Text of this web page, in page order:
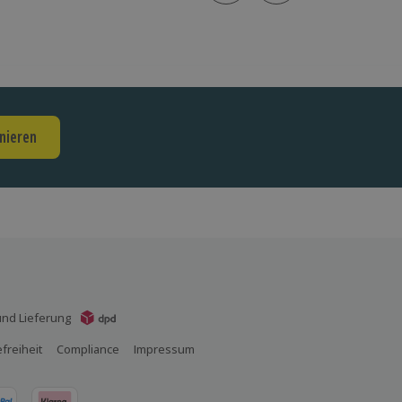
Lieferung
Compliance Impressum